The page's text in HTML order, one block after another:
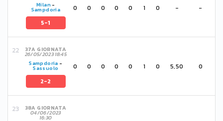
Milan-
Sampdoria
5-1
0 0 0 0 0 1 0 - -
37A GIORNATA
26/05/2023 18:45
Sampdoria -
Sassuolo
2-2
0 0 0 0 0 1 0 5,50 0
38A GIORNATA
04/06/2023
16:30